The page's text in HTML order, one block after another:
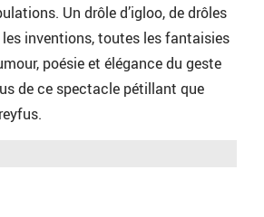
Un drôle d’igloo, de drôles
inventions, toutes les fantaisies
poésie et élégance du geste
de ce spectacle pétillant que